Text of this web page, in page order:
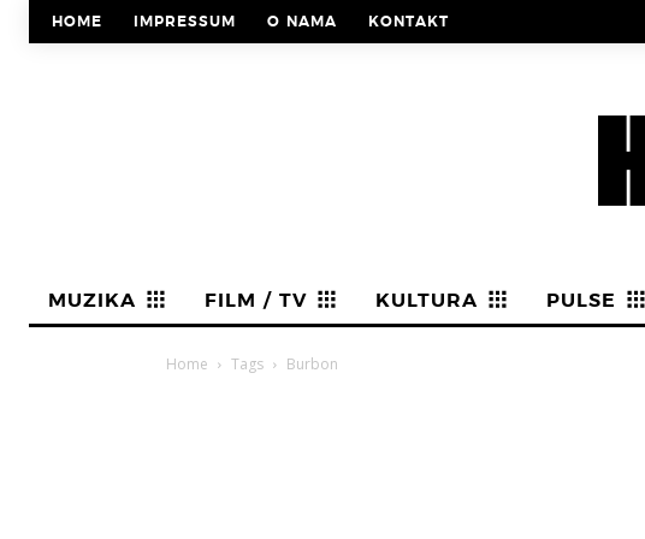
HOME IMPRESSUM O NAMA KONTAKT
MUZIKA FILM / TV KULTURA PULSE
Home Tags Burbon